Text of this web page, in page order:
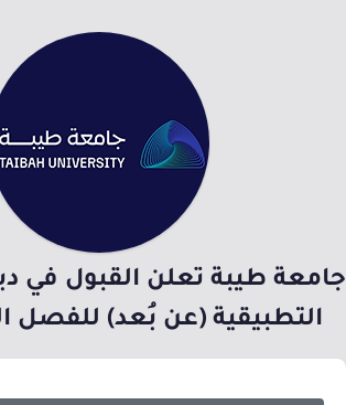
جامعة طيبة تعلن القبول في
التطبيقية (عن بُعد) للفصل الثاني